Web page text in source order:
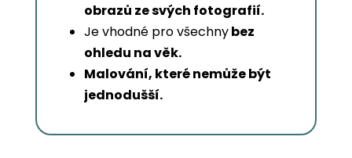
obrazů ze svých fotografií.
Je vhodné pro všechnybez
ohledu na věk.
Malování, které nemůže být
jednodušší.